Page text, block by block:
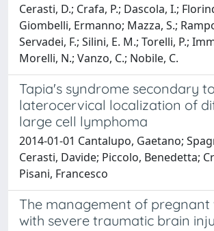
Cerasti, D.; Crafa, P.; Dascola, I.;
Giombelli, Ermanno; Mazza, S.;
Servadei, F.; Silini, E. M.; Torelli, P.;
Morelli, N.; Vanzo, C.; Nobile, C.
Tapia's syndrome secondary to
laterocervical localization of
large cell lymphoma
2014-01-01 Cantalupo, Gaetano;
Cerasti, Davide; Piccolo, Benedetta;
Pisani, Francesco
The management of pregnant
with severe traumatic brain